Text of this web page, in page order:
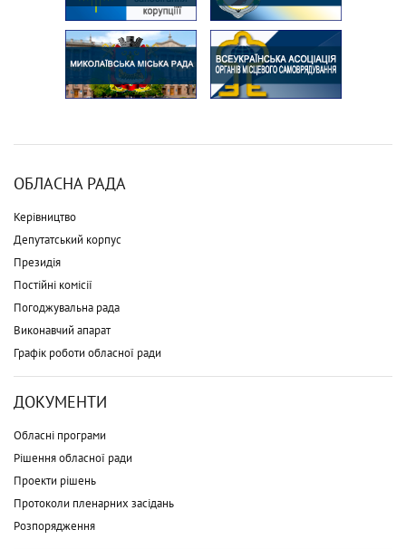
ОБЛАСНА РАДА
Керівництво
Депутатський корпус
Президія
Постійні комісії
Погоджувальна рада
Виконавчий апарат
Графік роботи обласної ради
ДОКУМЕНТИ
Обласні програми
Рішення обласної ради
Проекти рішень
Протоколи пленарних засідань
Розпорядження